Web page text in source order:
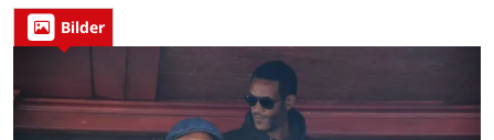
Bilder